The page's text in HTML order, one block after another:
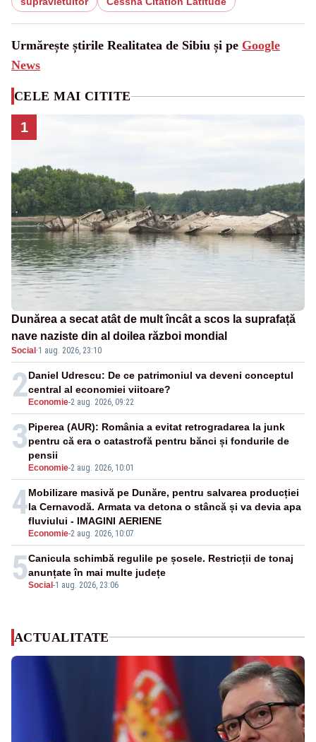
Urmărește știrile Realitatea de Sibiu și pe Google
News
CELE MAI CITITE
1
Dunărea a secat atât de mult încât a scos la suprafață
nave naziste din al doilea război mondial
Social·1 aug. 2026, 23:10
2Economie-2 aug. 2026, 09:22
Daniel Udrescu: De ce patrimoniul va deveni conceptul
central al economiei viitoare?
3
Economie-2 aug. 2026, 10:01
Piperea (AUR): România a evitat retrogradarea la junk
pentru că era o catastrofă pentru bănci și fondurile de
pensii
4
Economie-2 aug. 2026, 10:07
Mobilizare masivă pe Dunăre, pentru salvarea producției
la Cernavodă. Armata va detona o stâncă și va devia apa
fluviului - IMAGINI AERIENE
5Social-1 aug. 2026, 23:06
Canicula schimbă regulile pe șosele. Restricții de tonaj
anunțate în mai multe județe
ACTUALITATE